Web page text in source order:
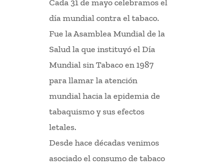
Cada 31 de mayo celebramos el
día mundial contra el tabaco.
Fue la Asamblea Mundial de la
Salud la que instituyó el Día
Mundial sin Tabaco en 1987
para llamar la atención
mundial hacia la epidemia de
tabaquismo y sus efectos
letales.
Desde hace décadas venimos
asociado el consumo de tabaco